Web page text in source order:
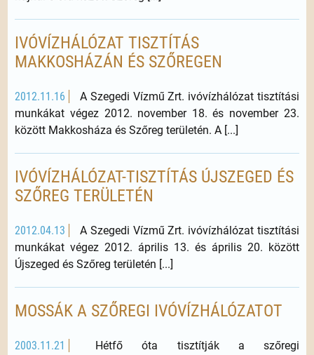
IVÓVÍZHÁLÓZAT TISZTÍTÁS
MAKKOSHÁZÁN ÉS SZŐREGEN
2012.11.16
A Szegedi Vízmű Zrt. ivóvízhálózat tisztítási
munkákat végez 2012. november 18. és november 23.
között Makkosháza és Szőreg területén. A [...]
IVÓVÍZHÁLÓZAT-TISZTÍTÁS ÚJSZEGED ÉS
SZŐREG TERÜLETÉN
2012.04.13
A Szegedi Vízmű Zrt. ivóvízhálózat tisztítási
munkákat végez 2012. április 13. és április 20. között
Újszeged és Szőreg területén [...]
MOSSÁK A SZŐREGI IVÓVÍZHÁLÓZATOT
2003.11.21
Hétfő óta tisztítják a szőregi